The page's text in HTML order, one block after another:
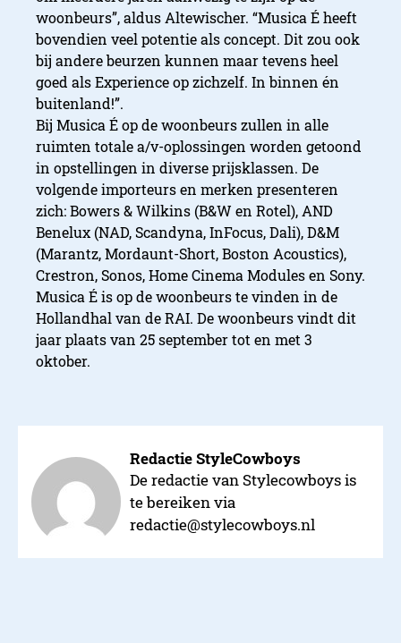
woonbeurs”, aldus Altewischer. “Musica É heeft
bovendien veel potentie als concept. Dit zou ook
bij andere beurzen kunnen maar tevens heel
goed als Experience op zichzelf. In binnen én
buitenland!”.
Bij Musica É op de woonbeurs zullen in alle
ruimten totale a/v-oplossingen worden getoond
in opstellingen in diverse prijsklassen. De
volgende importeurs en merken presenteren
zich: Bowers & Wilkins (B&W en Rotel), AND
Benelux (NAD, Scandyna, InFocus, Dali), D&M
(Marantz, Mordaunt-Short, Boston Acoustics),
Crestron, Sonos, Home Cinema Modules en Sony.
Musica É is op de woonbeurs te vinden in de
Hollandhal van de RAI. De woonbeurs vindt dit
jaar plaats van 25 september tot en met 3
oktober.
Redactie StyleCowboys
De redactie van Stylecowboys is
te bereiken via
redactie@stylecowboys.nl